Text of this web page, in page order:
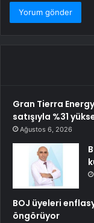
Gran Tierra
satışıyla %31
Ağustos 6, 2026
BOJ üyeleri
öngörüyor